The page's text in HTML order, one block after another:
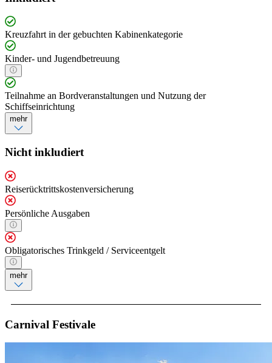
Kreuzfahrt in der gebuchten Kabinenkategorie
Kinder- und Jugendbetreuung
Teilnahme an Bordveranstaltungen und Nutzung der
Schiffseinrichtung
mehr
Nicht inkludiert
Reiserücktrittskostenversicherung
Persönliche Ausgaben
Obligatorisches Trinkgeld / Serviceentgelt
mehr
Carnival Festivale